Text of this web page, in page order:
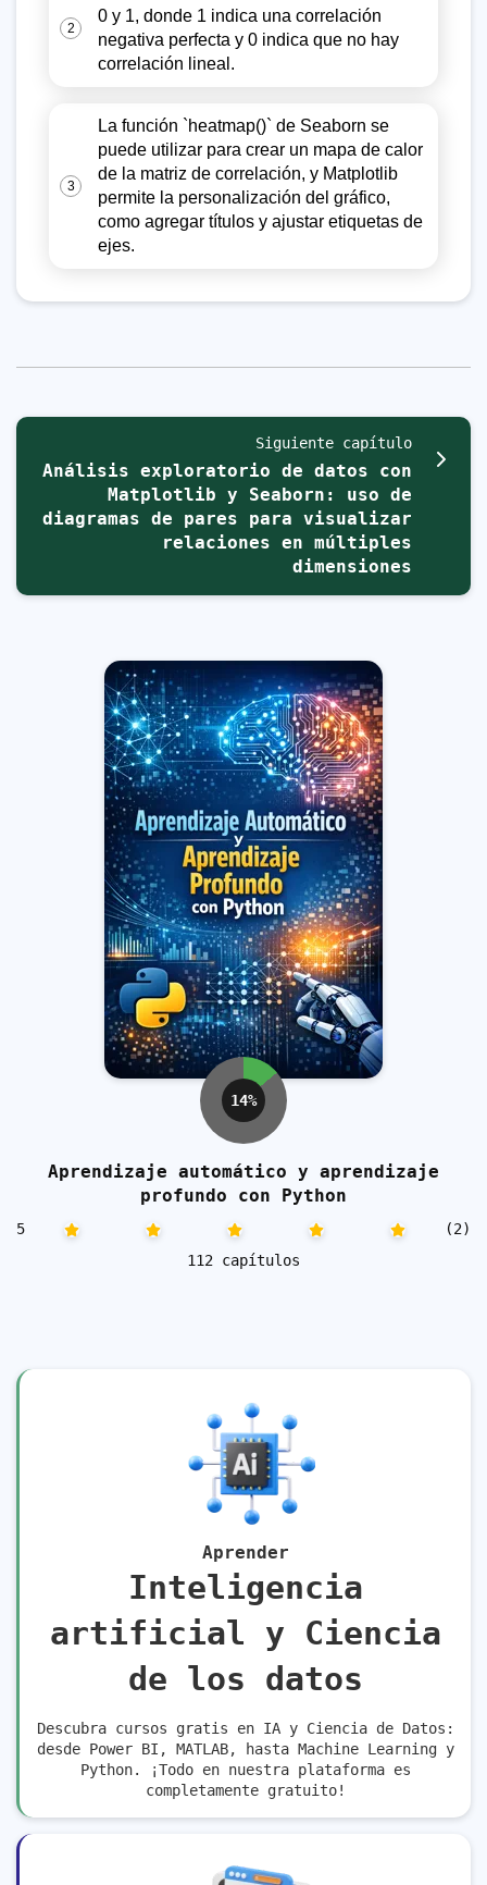
2
0 y 1, donde 1 indica una correlación
negativa perfecta y 0 indica que no hay
correlación lineal.
3
La función `heatmap()` de Seaborn se
puede utilizar para crear un mapa de calor
de la matriz de correlación, y Matplotlib
permite la personalización del gráfico,
como agregar títulos y ajustar etiquetas de
ejes.
Siguiente capítulo
Análisis exploratorio de datos con
Matplotlib y Seaborn: uso de
diagramas de pares para visualizar
relaciones en múltiples
dimensiones
14%
Aprendizaje automático y aprendizaje
profundo con Python
5
(2)
112 capítulos
Aprender
Inteligencia
artificial y Ciencia
de los datos
Descubra cursos gratis en IA y Ciencia de Datos:
desde Power BI, MATLAB, hasta Machine Learning y
Python. ¡Todo en nuestra plataforma es
completamente gratuito!